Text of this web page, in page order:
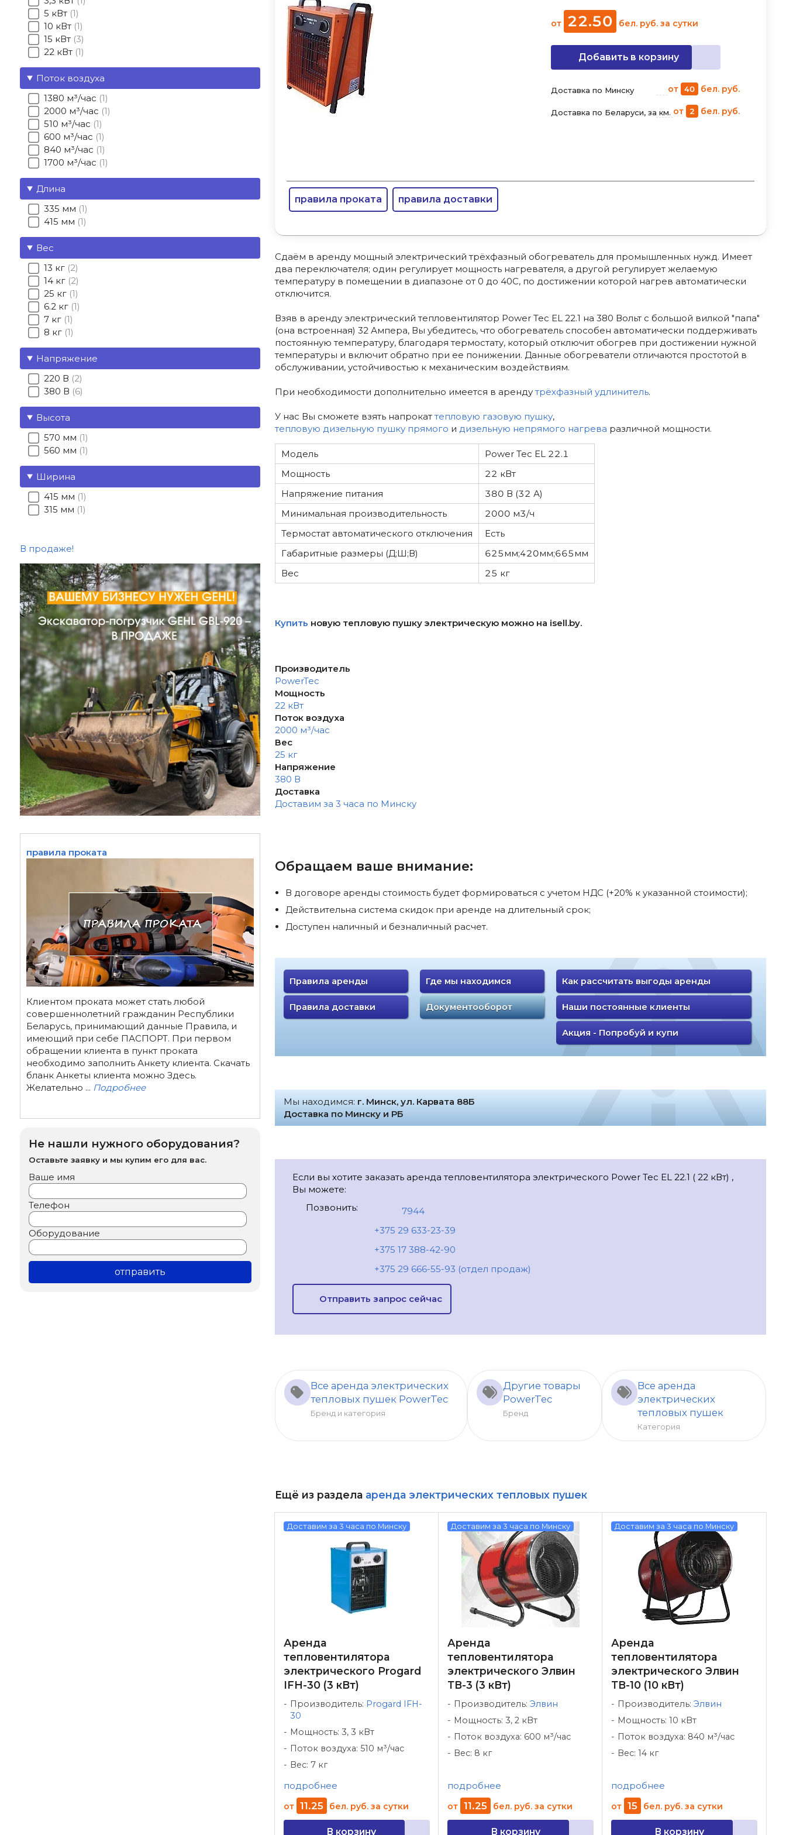
5 кВт 1
10 кВт 1
15 кВт 3
22 кВт 1
Поток воздуха
1380 м³/час 1
2000 м³/час 1
510 м³/час 1
600 м³/час 1
840 м³/час 1
1700 м³/час 1
Длина
335 мм 1
415 мм 1
Вес
13 кг 2
14 кг 2
25 кг 1
6.2 кг 1
7 кг 1
8 кг 1
Напряжение
220 В 2
380 В 6
Высота
570 мм 1
560 мм 1
Ширина
415 мм 1
315 мм 1
В продаже!
правила проката
Клиентом проката может стать любой
совершеннолетний гражданин Республики
Беларусь, принимающий данные Правила, и
имеющий при себе ПАСПОРТ. При первом
обращении клиента в пункт проката
необходимо заполнить Анкету клиента. Скачать
бланк Анкеты клиента можно Здесь.
Желательно ... Подробнее
Не нашли нужного оборудования?
Оставьте заявку и мы купим его для вас.
Ваше имя
Телефон
Оборудование
от 22.50 бел. руб. за сутки
Добавить в корзину
Доставка по Минску от 40 бел. руб.
Доставка по Беларуси, за км. от 2 бел. руб.
правила проката правила доставки
Сдаём в аренду мощный электрический трёхфазный обогреватель для промышленных нужд. Имеет
два переключателя; один регулирует мощность нагревателя, а другой регулирует желаемую
температуру в помещении в диапазоне от 0 до 40С, по достижении которой нагрев автоматически
отключится.
Взяв в аренду электрический тепловентилятор Power Tec EL 22.1 на 380 Вольт с большой вилкой "папа"
(она встроенная) 32 Ампера, Вы убедитесь, что обогреватель способен автоматически поддерживать
постоянную температуру, благодаря термостату, который отключит обогрев при достижении нужной
температуры и включит обратно при ее понижении. Данные обогреватели отличаются простотой в
обслуживании, устойчивостью к механическим воздействиям.
При необходимости дополнительно имеется в аренду трёхфазный удлинитель.
У нас Вы сможете взять напрокат тепловую газовую пушку,
тепловую дизельную пушку прямого и дизельную непрямого нагрева различной мощности.
Модель
Power Tec EL 22.1
Мощность
22 кВт
Напряжение питания
380 В (32 А)
Минимальная производительность
2000 м3/ч
Термостат автоматического отключения
Есть
Габаритные размеры (Д;Ш;В)
625мм;420мм;665мм
Вес
25 кг
Купить новую тепловую пушку электрическую можно на isell.by.
Производитель
PowerTec
Мощность
22 кВт
Поток воздуха
2000 м³/час
Вес
25 кг
Напряжение
380 В
Доставка
Доставим за 3 часа по Минску
Обращаем ваше внимание:
В договоре аренды стоимость будет формироваться с учетом НДС (+20% к указанной стоимости);
Действительна система скидок при аренде на длительный срок;
Доступен наличный и безналичный расчет.
Правила аренды
Правила доставки
Где мы находимся
Документооборот
Как рассчитать выгоды аренды
Наши постоянные клиенты
Акция - Попробуй и купи
Мы находимся: г. Минск, ул. Карвата 88Б
Доставка по Минску и РБ
Если вы хотите заказать аренда тепловентилятора электрического Power Tec EL 22.1 ( 22 кВт) ,
Вы можете:
Позвонить:
7944
+375 29 633-23-39
+375 17 388-42-90
+375 29 666-55-93 (отдел продаж)
Отправить запрос сейчас
Все аренда электрических
тепловых пушек PowerTec
Бренд и категория
Другие товары
PowerTec
Бренд
Все аренда
электрических
тепловых пушек
Категория
Ещё из раздела аренда электрических тепловых пушек
Доставим за 3 часа по Минску
Аренда
тепловентилятора
электрического Progard
IFH-30 (3 кВт)
Производитель: Progard IFH-
30
Мощность: 3, 3 кВт
Поток воздуха: 510 м³/час
Вес: 7 кг
подробнее
от 11.25 бел. руб. за сутки
В корзину
Доставим за 3 часа по Минску
Аренда
тепловентилятора
электрического Элвин
ТВ-3 (3 кВт)
Производитель: Элвин
Мощность: 3, 2 кВт
Поток воздуха: 600 м³/час
Вес: 8 кг
подробнее
от 11.25 бел. руб. за сутки
В корзину
Доставим за 3 часа по Минску
Аренда
тепловентилятора
электрического Элвин
ТВ-10 (10 кВт)
Производитель:Элвин
Мощность: 10 кВт
Поток воздуха: 840 м³/час
Вес: 14 кг
подробнее
от 15 бел. руб. за сутки
В корзину